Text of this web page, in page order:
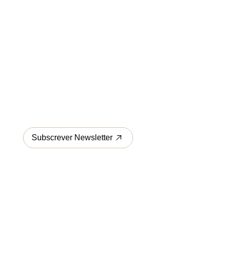
Subscrever Newsletter